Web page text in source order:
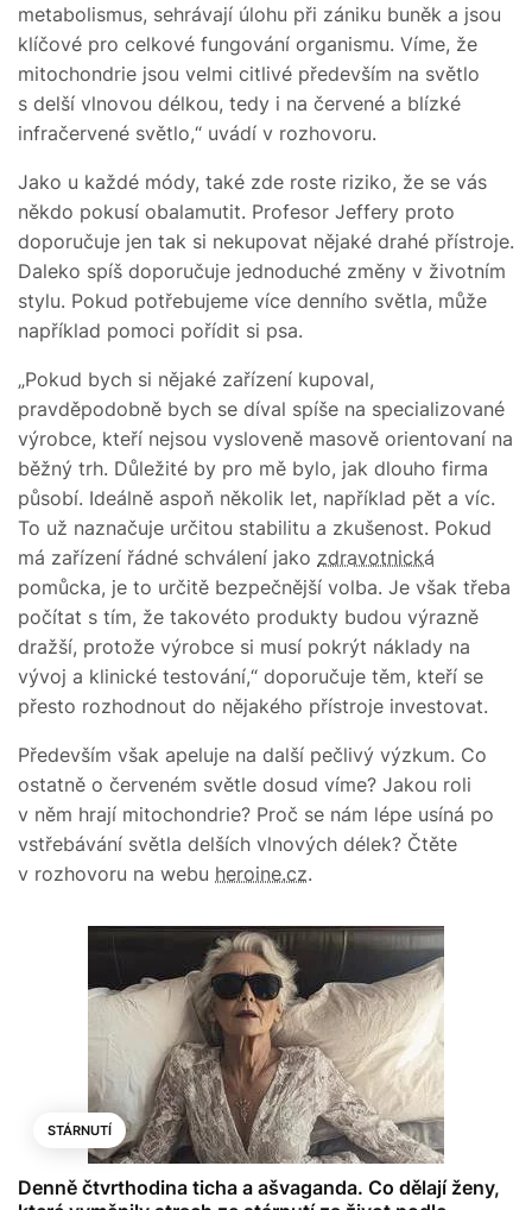
metabolismus, sehrávají úlohu při zániku buněk a jsou
klíčové pro celkové fungování organismu. Víme, že
mitochondrie jsou velmi citlivé především na světlo
s delší vlnovou délkou, tedy i na červené a blízké
infračervené světlo,“ uvádí v rozhovoru.
Jako u každé módy, také zde roste riziko, že se vás
někdo pokusí obalamutit. Profesor Jeffery proto
doporučuje jen tak si nekupovat nějaké drahé přístroje.
Daleko spíš doporučuje jednoduché změny v životním
stylu. Pokud potřebujeme více denního světla, může
například pomoci pořídit si psa.
„Pokud bych si nějaké zařízení kupoval,
pravděpodobně bych se díval spíše na specializované
výrobce, kteří nejsou vysloveně masově orientovaní na
běžný trh. Důležité by pro mě bylo, jak dlouho firma
působí. Ideálně aspoň několik let, například pět a víc.
To už naznačuje určitou stabilitu a zkušenost. Pokud
má zařízení řádné schválení jako zdravotnická
pomůcka, je to určitě bezpečnější volba. Je však třeba
počítat s tím, že takovéto produkty budou výrazně
dražší, protože výrobce si musí pokrýt náklady na
vývoj a klinické testování,“ doporučuje těm, kteří se
přesto rozhodnout do nějakého přístroje investovat.
Především však apeluje na další pečlivý výzkum. Co
ostatně o červeném světle dosud víme? Jakou roli
v něm hrají mitochondrie? Proč se nám lépe usíná po
vstřebávání světla delších vlnových délek? Čtěte
v rozhovoru na webu heroine.cz.
STÁRNUTÍ
Denně čtvrthodina ticha a ašvaganda. Co dělají ženy,